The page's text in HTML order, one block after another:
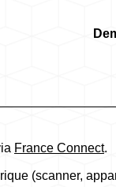
France Connect.
(scanner,